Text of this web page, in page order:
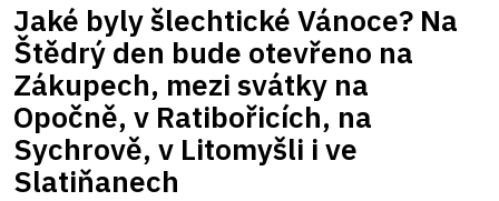
Jaké byly šlechtické Vánoce? Na
Štědrý den bude otevřeno na
Zákupech, mezi svátky na
Opočně, v Ratibořicích, na
Sychrově, v Litomyšli i ve
Slatiňanech